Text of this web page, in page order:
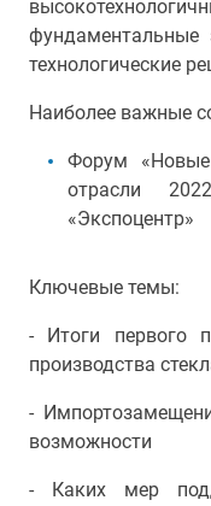
фундаментальные
технологические
Наиболее важные
Форум
отрасли
«Экспоцентр»
Ключевые темы:
- Итоги первого
производства
-
возможности
- Каких мер